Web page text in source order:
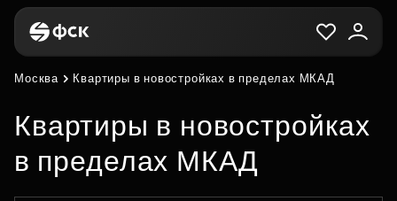
Москва Квартиры в новостройках в пределах МКАД
Квартиры в новостройках
в пределах МКАД